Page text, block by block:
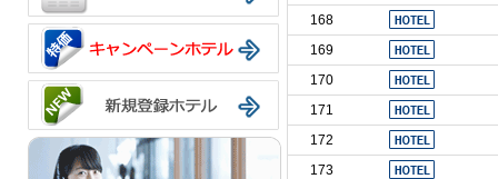
168
169
170
171
172
173